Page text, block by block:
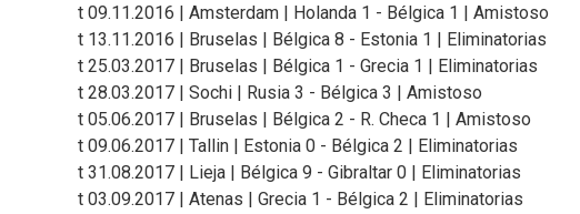
t 09.11.2016 | Amsterdam | Holanda 1 - Bélgica 1 | Amistoso
t 13.11.2016 | Bruselas | Bélgica 8 - Estonia 1 | Eliminatorias
t 25.03.2017 | Bruselas | Bélgica 1 - Grecia 1 | Eliminatorias
t 28.03.2017 | Sochi | Rusia 3 - Bélgica 3 | Amistoso
t 05.06.2017 | Bruselas | Bélgica 2 - R. Checa 1 | Amistoso
t 09.06.2017 | Tallin | Estonia 0 - Bélgica 2 | Eliminatorias
t 31.08.2017 | Lieja | Bélgica 9 - Gibraltar 0 | Eliminatorias
t 03.09.2017 | Atenas | Grecia 1 - Bélgica 2 | Eliminatorias